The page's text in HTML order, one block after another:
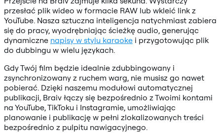
przesłać plik wideo w formacie RAW lub wkleić link z
YouTube. Nasza sztuczna inteligencja natychmiast zabiera
się do pracy, wyodrębniając ścieżkę audio, generując
dynamiczne napisy w stylu karaoke i przygotowując plik
do dubbingu w wielu językach.
Gdy Twój film będzie idealnie zdubbingowany i
zsynchronizowany z ruchem warg, nie musisz go nawet
pobierać. Dzięki naszemu modułowi automatycznej
publikacji, Braiv łączy się bezpośrednio z Twoimi kontami
na YouTube, TikToku i Instagramie, umożliwiając
planowanie i publikację w pełni zlokalizowanych treści
bezpośrednio z pulpitu nawigacyjnego.